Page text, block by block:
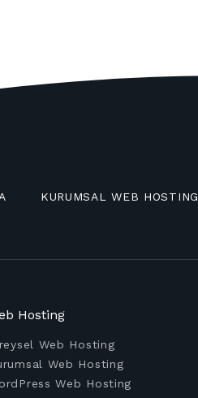
KURUMSAL WEB HOSTING
Hosting
Web Hosting
Web Hosting
Web Hosting